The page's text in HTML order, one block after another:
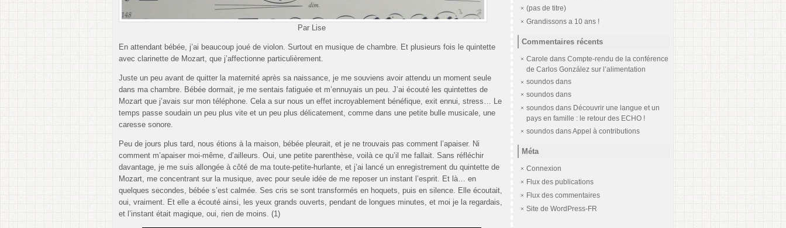
Par Lise
En attendant bébée, j’ai beaucoup joué de violon. Surtout en musique de chambre. Et plusieurs fois le quintette
avec clarinette de Mozart, que j’affectionne particulièrement.
Juste un peu avant de quitter la maternité après sa naissance, je me souviens avoir attendu un moment seule
dans ma chambre. Bébée dormait, je me sentais fatiguée et m’ennuyais un peu. J’ai écouté les quintettes de
Mozart que j’avais sur mon téléphone. Cela a sur nous un effet incroyablement bénéfique, exit ennui, stress… Le
temps passe soudain un peu plus vite et un peu plus délicatement, comme dans une petite bulle musicale, une
caresse sonore.
Peu de jours plus tard, nous étions à la maison, bébée pleurait, et je ne trouvais pas comment l’apaiser. Ni
comment m’apaiser moi-même, d’ailleurs. Oui, une petite parenthèse, voilà ce qu’il me fallait. Sans réfléchir
davantage, je me suis allongée à côté de ma toute-petite-hurlante, et j’ai lancé un enregistrement du quintette de
Mozart, me concentrant sur la musique, avec pour seule idée de me reposer un instant l’esprit. Et là… en
quelques secondes, bébée s’est calmée. Ses cris se sont transformés en hoquets, puis en silence. Elle écoutait,
oui, vraiment. Et elle a écouté ainsi, les yeux grands ouverts, pendant de longues minutes, et moi je la regardais,
et l’instant était magique, oui, rien de moins. (1)
(pas de titre)
Grandissons a 10 ans !
Commentaires récents
Carole dans Compte-rendu de la conférence
de Carlos González sur l’alimentation
soundos dans
soundos dans
soundos dans Découvrir une langue et un
pays en famille : le retour des ECHO !
soundos dansAppel à contributions
Méta
Connexion
Flux des publications
Flux des commentaires
Site de WordPress-FR